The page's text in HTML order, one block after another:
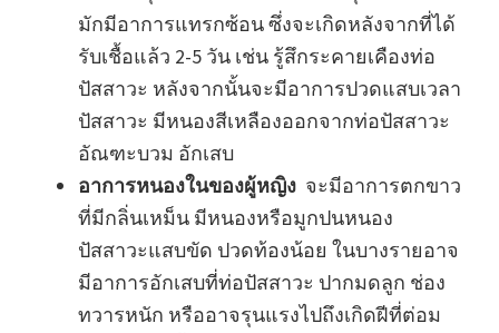
มักมีอาการแทรกซ้อน ซึ่งจะเกิดหลังจากที่ได้
รับเชื้อแล้ว 2-5 วัน เช่น รู้สึกระคายเคืองท่อ
ปัสสาวะ หลังจากนั้นจะมีอาการปวดแสบเวลา
ปัสสาวะ มีหนองสีเหลืองออกจากท่อปัสสาวะ
อัณฑะบวม อักเสบ
อาการหนองในของผู้หญิง จะมีอาการตกขาว
ที่มีกลิ่นเหม็น มีหนองหรือมูกปนหนอง
ปัสสาวะแสบขัด ปวดท้องน้อย ในบางรายอาจ
มีอาการอักเสบที่ท่อปัสสาวะ ปากมดลูก ช่อง
ทวารหนัก หรืออาจรุนแรงไปถึงเกิดฝีที่ต่อม